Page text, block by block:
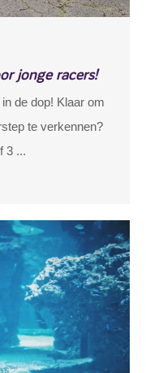
jonge racers!
de dop! Klaar om
te verkennen?
3 ...